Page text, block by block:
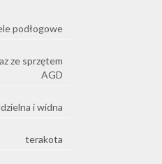
podłogowe
ze sprzętem
AGD
i widna
terakota